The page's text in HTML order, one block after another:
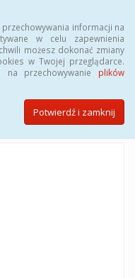
informacji na
w celu zapewnienia
możesz dokonać zmiany
w Twojej przeglądarce.
na przechowywanie plików
Potwierdź i zamknij
PUBLICZNEJ
Opola